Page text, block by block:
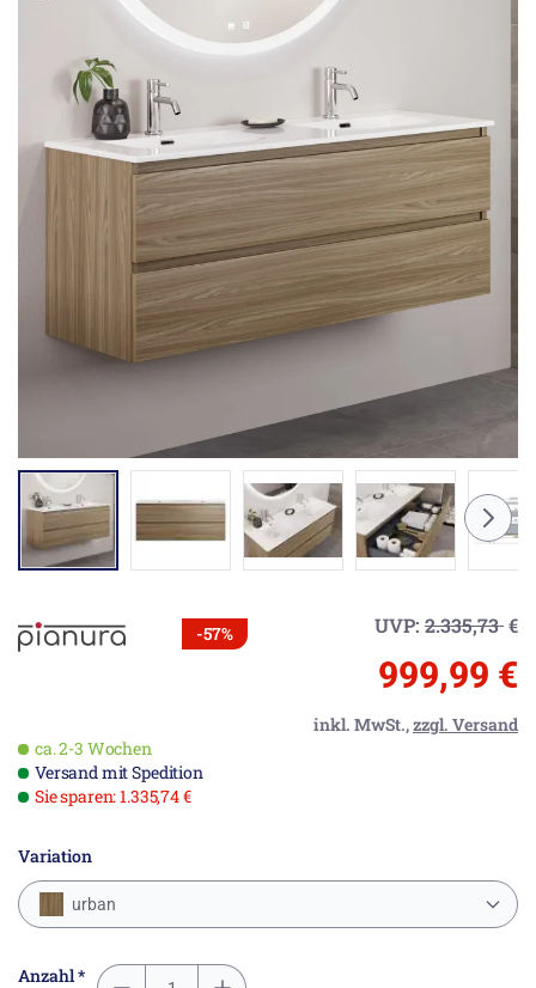
-57% UVP: 2.335,73€
999,99 €
inkl. MwSt.,zzgl. Versand
ca. 2-3 Wochen
Versand mit Spedition
Sie sparen: 1.335,74 €
Variation
urban
Anzahl *